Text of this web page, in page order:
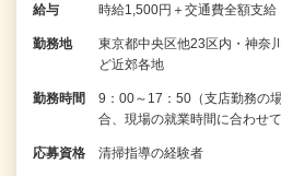
給与 時給1,500円＋交通費全額支給
勤務地
東京都中央区他23区内・神奈
ど近郊各地
勤務時間
9：00～17：50（支店勤務の
合、現場の就業時間に合わせ
応募資格 清掃指導の経験者